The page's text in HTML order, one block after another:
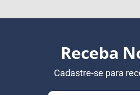
Receba
Cadastre-se para